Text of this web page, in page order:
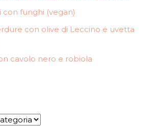
con funghi (vegan)
con olive di Leccino e uvetta
cavolo nero e robiola